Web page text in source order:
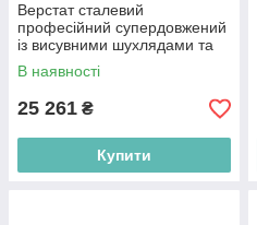
Верстат сталевий
професійний супердовжений
із висувними шухлядами та
нижньою полицею
2000x640x865 мм TORIN
В наявності
25 261 ₴
Купити